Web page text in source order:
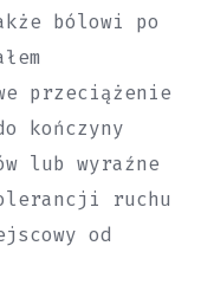
bólowi po
przeciążenie
kończyny
lub wyraźne
ruchu
od